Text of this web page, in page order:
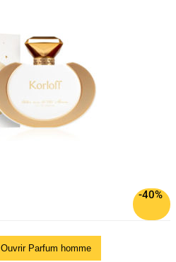
-40%
Ouvrir Parfum homme